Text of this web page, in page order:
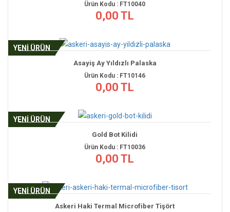
Ürün Kodu : FT10040
0,00 TL
YENİ ÜRÜN
Asayiş Ay Yıldızlı Palaska
Ürün Kodu : FT10146
0,00 TL
YENİ ÜRÜN
Gold Bot Kilidi
Ürün Kodu : FT10036
0,00 TL
YENİ ÜRÜN
Askeri Haki Termal Microfiber Tişört